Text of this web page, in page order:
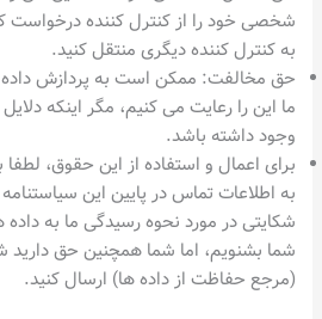
شخصی خود را از کنترل کننده درخواست
به کنترل کننده دیگری منتقل کنید.
حق مخالفت: ممکن است به پردازش
ما این را رعایت می کنیم، مگر اینکه
وجود داشته باشد.
برای اعمال و استفاده از این حقوق، لطفا
به اطلاعات تماس در پایین این
شکایتی در مورد نحوه رسیدگی ما به داده
شما بشنویم، اما شما همچنین حق دارید
(مرجع حفاظت از داده ها) ارسال کنید.